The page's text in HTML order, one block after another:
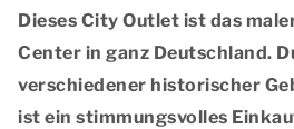
Dieses City Outlet ist das
Center in ganz Deutschland.
verschiedener historischer
ist ein stimmungsvolles